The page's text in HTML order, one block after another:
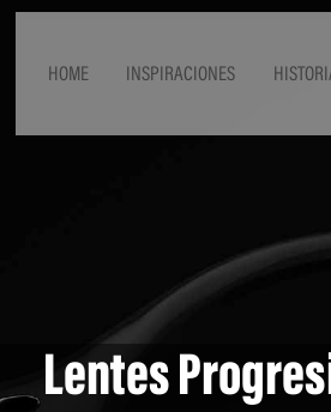
HOME INSPIRACIONES
Lentes